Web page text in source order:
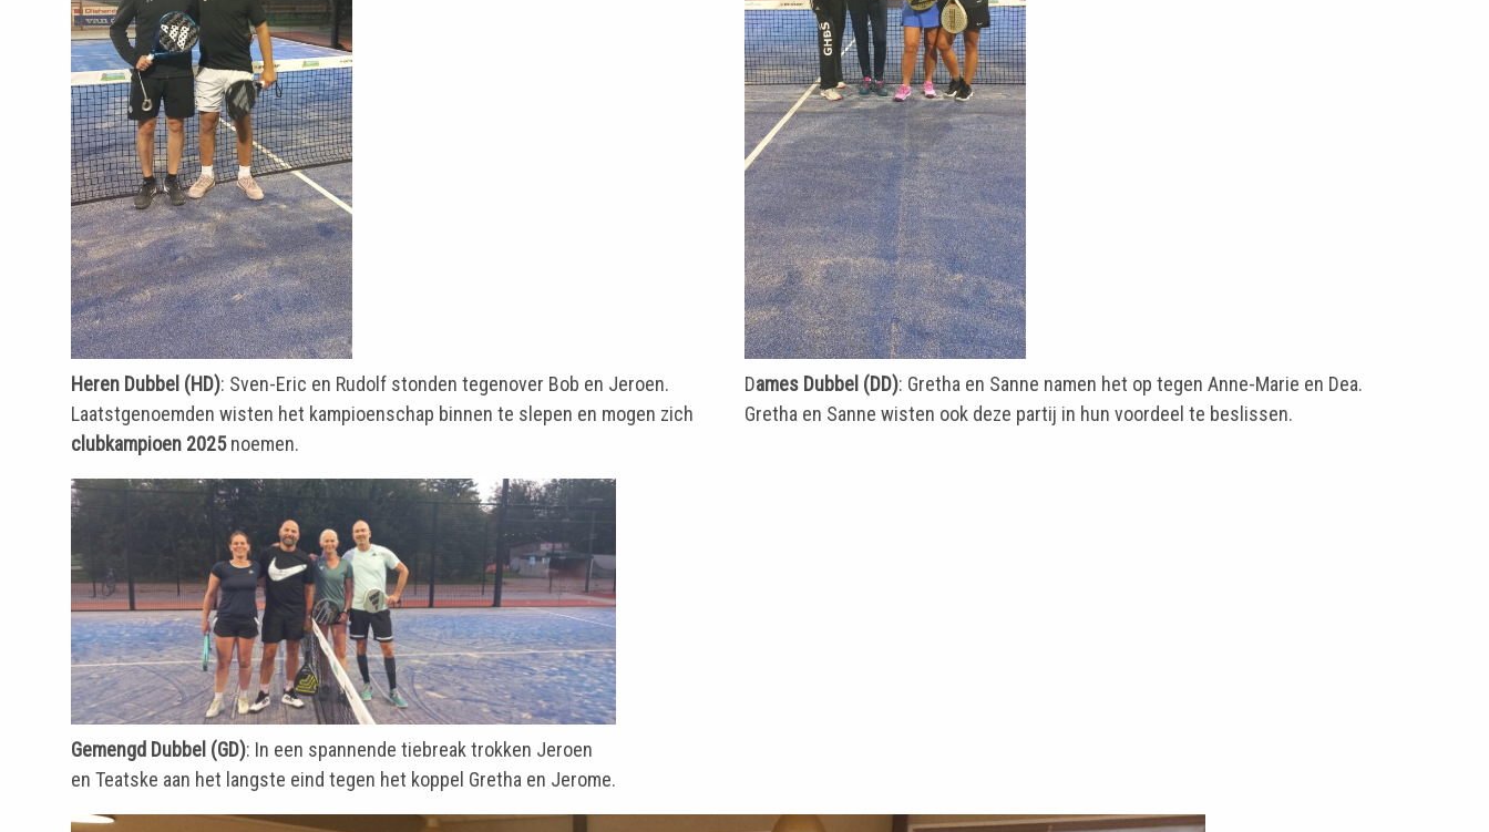
Heren Dubbel (HD): Sven-Eric en Rudolf stonden tegenover Bob en Jeroen.
Laatstgenoemden wisten het kampioenschap binnen te slepen en mogen zich
clubkampioen 2025noemen.
Dames Dubbel (DD): Gretha en Sanne namen het op tegen Anne-Marie en Dea.
Gretha en Sanne wisten ook deze partij in hun voordeel te beslissen.
Gemengd Dubbel (GD): In een spannende tiebreak trokken Jeroen
en Teatske aan het langste eind tegen het koppel Gretha en Jerome.